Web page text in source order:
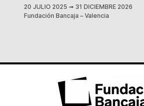
20 JULIO 2025 ➟ 31 DICIEMBRE 2026
Fundación Bancaja – Valencia